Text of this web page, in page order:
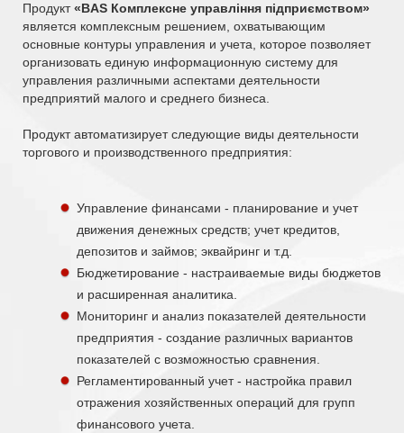
Продукт«BAS Комплексне управління підприємством»
является комплексным решением, охватывающим
основные контуры управления и учета, которое позволяет
организовать единую информационную систему для
управления различными аспектами деятельности
предприятий малого и среднего бизнеса.
Продукт автоматизирует следующие виды деятельности
торгового и производственного предприятия:
Управление финансами - планирование и учет
движения денежных средств; учет кредитов,
депозитов и займов; эквайринг и т.д.
Бюджетирование - настраиваемые виды бюджетов
и расширенная аналитика.
Мониторинг и анализ показателей деятельности
предприятия - создание различных вариантов
показателей с возможностью сравнения.
Регламентированный учет - настройка правил
отражения хозяйственных операций для групп
финансового учета.